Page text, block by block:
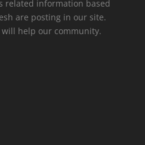
related information based
are posting in our site.
help our community.